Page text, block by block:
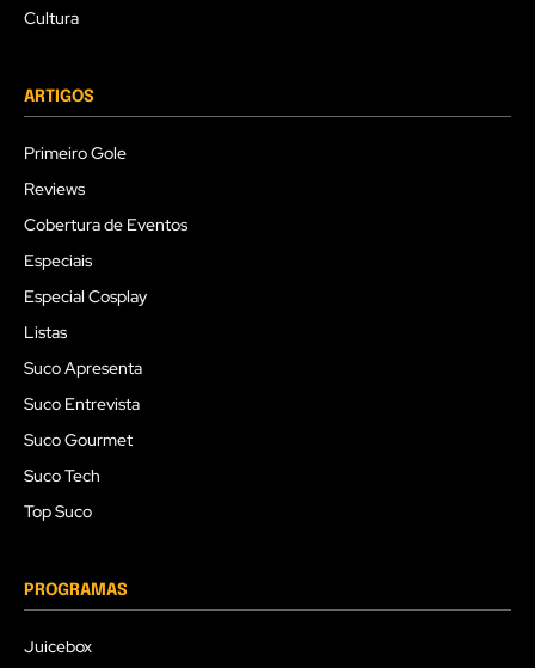
Cultura
ARTIGOS
Primeiro Gole
Reviews
Cobertura de Eventos
Especiais
Especial Cosplay
Listas
Suco Apresenta
Suco Entrevista
Suco Gourmet
Suco Tech
Top Suco
PROGRAMAS
Juicebox